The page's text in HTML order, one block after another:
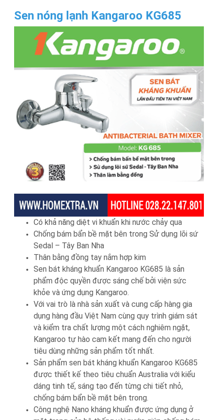
Sen nóng lạnh Kangaroo KG685
Có khả năng diệt vi khuẩn khi nước chảy qua
Chống bám bẩn bề mặt bên trong Sử dụng lõi sứ
Sedal – Tây Ban Nha
Thân bằng đồng tay nắm hợp kim
Sen bát kháng khuẩn Kangaroo KG685 là sản
phẩm độc quyền được sáng chế bởi viện sức
khỏe và ứng dụng Kangaroo.
Với vai trò là nhà sản xuất và cung cấp hàng gia
dụng hàng đầu Việt Nam cùng quy trình giám sát
và kiểm tra chất lượng một cách nghiêm ngặt,
Kangaroo tự hào cam kết mang đến cho người
tiêu dùng những sản phẩm tốt nhất.
Sản phẩm sen bát kháng khuẩn Kangaroo KG685
được thiết kế theo tiêu chuẩn Australia với kiểu
dáng tinh tế, sáng tạo đến từng chi tiết nhỏ,
chống bám bẩn bề mặt bên trong.
Công nghệ Nano kháng khuẩn được ứng dụng ở